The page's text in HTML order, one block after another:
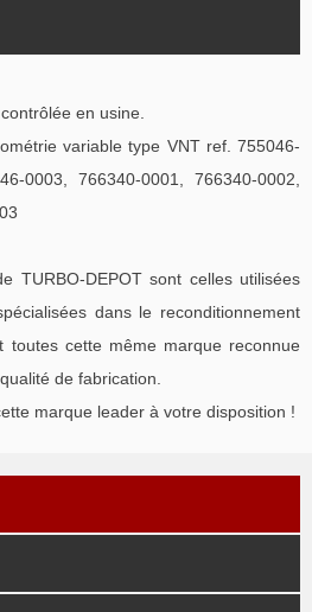
en usine.
variable type VNT ref. 755046-
0003, 766340-0001, 766340-0002,
TURBO-DEPOT sont celles utilisées
dans le reconditionnement
toutes cette même marque reconnue
de fabrication.
marque leader à votre disposition !